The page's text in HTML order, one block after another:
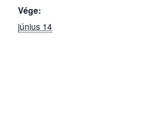
Vége:
június 14